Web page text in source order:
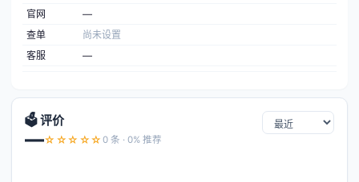
官网
—
查单
尚未设置
客服
—
🗳️ 评价
—☆☆☆☆☆ 0 条 · 0% 推荐